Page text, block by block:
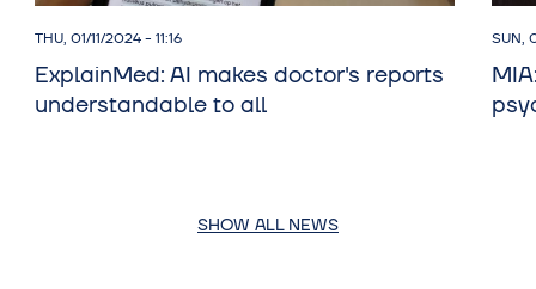
THU, 01/11/2024 - 11:16
ExplainMed: AI makes doctor's reports
understandable to all
SUN,
SHOW ALL NEWS